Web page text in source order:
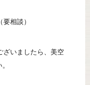
相談）
いましたら、 美空